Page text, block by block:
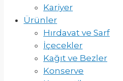
Kariyer
Ürünler
Hırdavat ve Sarf
İçecekler
Kağıt ve Bezler
Konserve